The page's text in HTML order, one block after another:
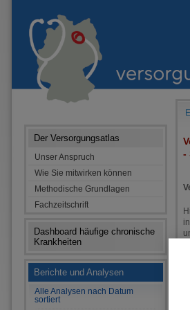
Der Versorgungsatlas
Unser Anspruch
Wie Sie mitwirken können
Methodische Grundlagen
Fachzeitschrift
Dashboard häufige chronische
Krankheiten
Berichte und Analysen
Alle Analysen nach Datum
sortiert
-